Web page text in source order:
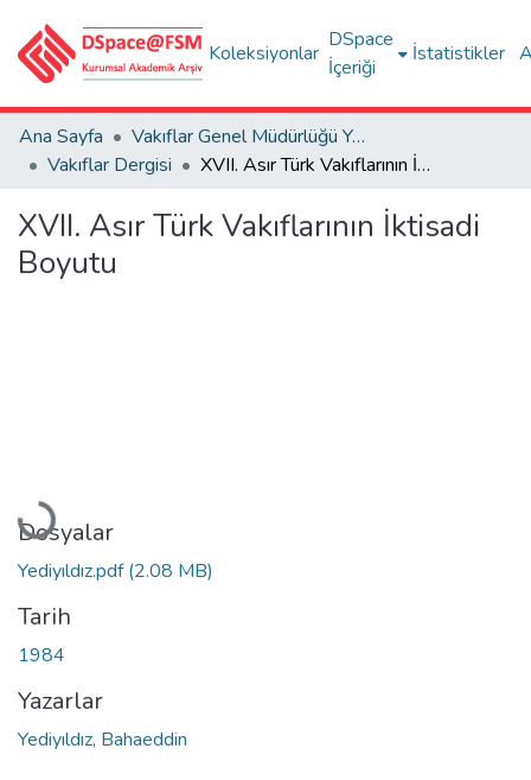
Koleksiyonlar
DSpace
İçeriği
İstatistikler
Ana Sayfa
Vakıflar Genel Müdürlüğü Yayınları
Vakıflar Dergisi
XVII. Asır Türk Vakıflarının İktisadi Boyutu
XVII. Asır Türk Vakıflarının İktisadi
Boyutu
Yükleniyor...
Dosyalar
Yediyıldız.pdf(2.08 MB)
Tarih
1984
Yazarlar
Yediyıldız, Bahaeddin